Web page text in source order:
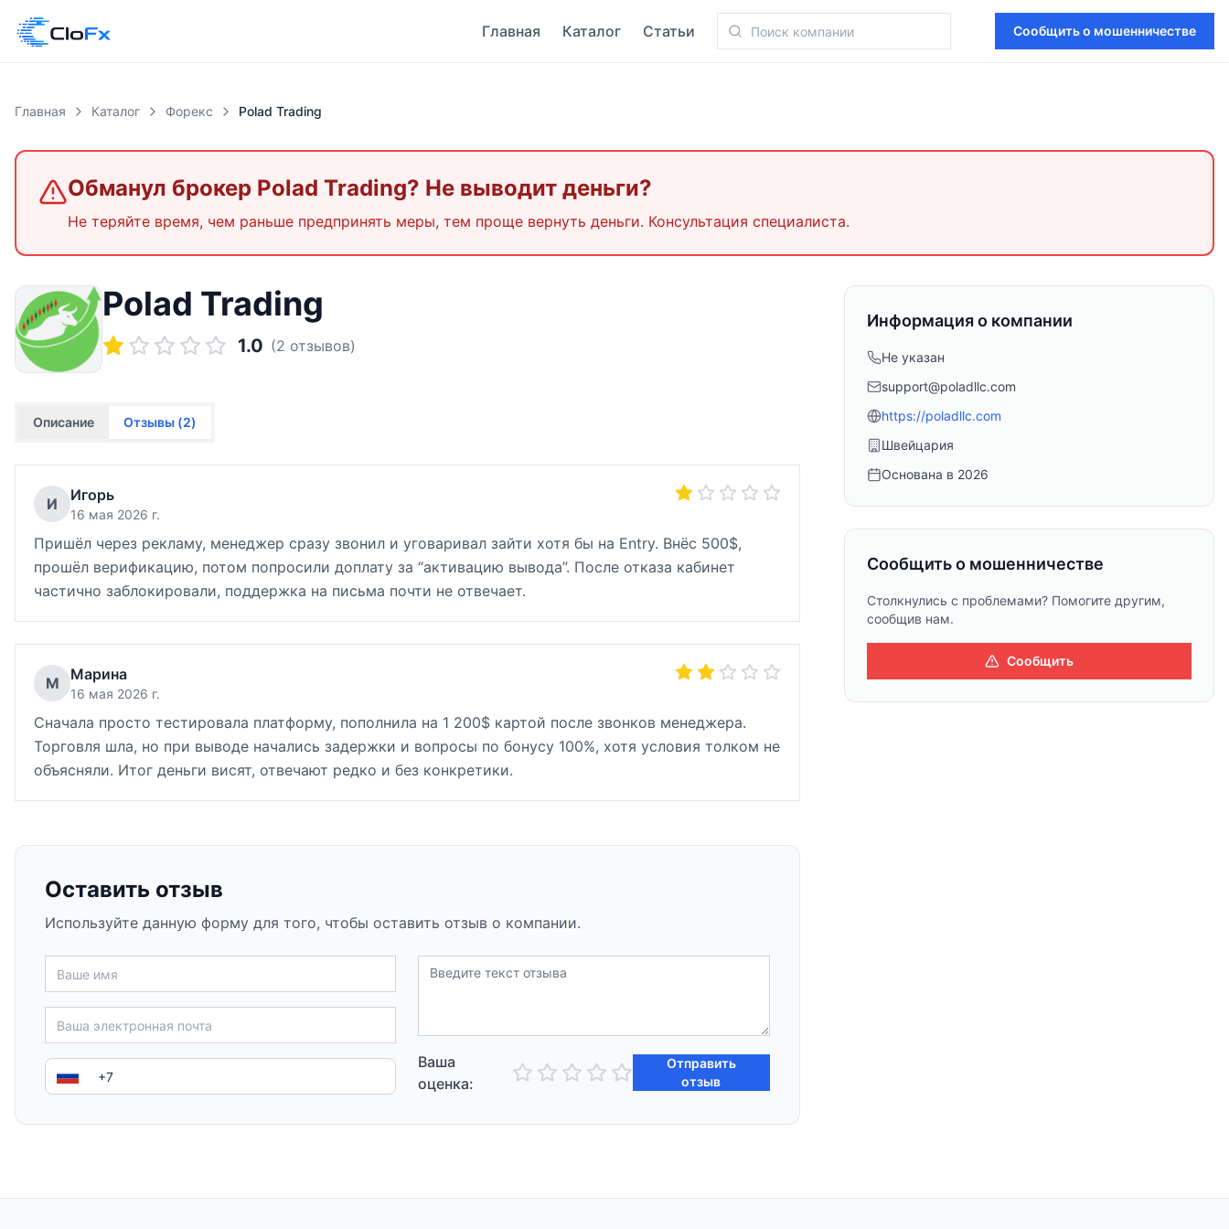
Главная Каталог Статьи Сообщить о мошенничестве
Главная Каталог Форекс Polad Trading
Обманул брокер Polad Trading? Не выводит деньги?
Не теряйте время, чем раньше предпринять меры, тем проще вернуть деньги. Консультация специалиста.
Polad Trading
1.0 (2 отзывов)
Описание Отзывы (2)
И Игорь
16 мая 2026 г.
Пришёл через рекламу, менеджер сразу звонил и уговаривал зайти хотя бы на Entry. Внёс 500$,
прошёл верификацию, потом попросили доплату за “активацию вывода”. После отказа кабинет
частично заблокировали, поддержка на письма почти не отвечает.
М Марина
16 мая 2026 г.
Сначала просто тестировала платформу, пополнила на 1 200$ картой после звонков менеджера.
Торговля шла, но при выводе начались задержки и вопросы по бонусу 100%, хотя условия толком не
объясняли. Итог деньги висят, отвечают редко и без конкретики.
Оставить отзыв
Используйте данную форму для того, чтобы оставить отзыв о компании.
Ваша
оценка:
Отправить
отзыв
Информация о компании
Не указан
support@poladllc.com
https://poladllc.com
Швейцария
Основана в 2026
Сообщить о мошенничестве
Столкнулись с проблемами? Помогите другим,
сообщив нам.
Сообщить